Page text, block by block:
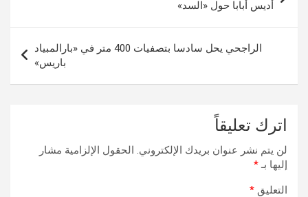
أديس أبابا حول «السد»
الراجحي يحل سادسا بتصفيات 400 متر في «بارالمبياد
باريس»
اترك تعليقاً
لن يتم نشر عنوان بريدك الإلكتروني. الحقول الإلزامية مشار
إليها بـ*
التعليق *